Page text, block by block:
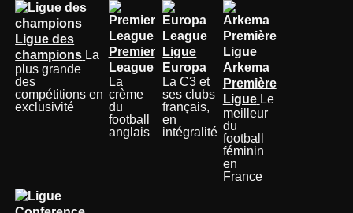
Ligue des
champions La
plus grande
des
compétitions en
exclusivité
Premier
League
La
crème
du
football
anglais
Ligue
Europa
La C3 et
ses clubs
français,
en
intégralité
Arkema
Première
Ligue Le
meilleur
du
football
féminin
en
France